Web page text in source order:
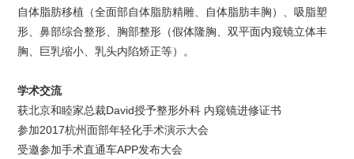
自体脂肪移植（全面部自体脂肪精雕、自体脂肪丰胸）、吸脂塑
形、鼻部综合整形、胸部整形（假体隆胸、双平面内窥镜立体丰
胸、巨乳缩小、乳头内陷矫正等）。
学术交流
获北京和睦家总裁David授予整形外科 内窥镜进修证书
参加2017杭州面部年轻化手术演示大会
受邀参加手术直通车APP发布大会